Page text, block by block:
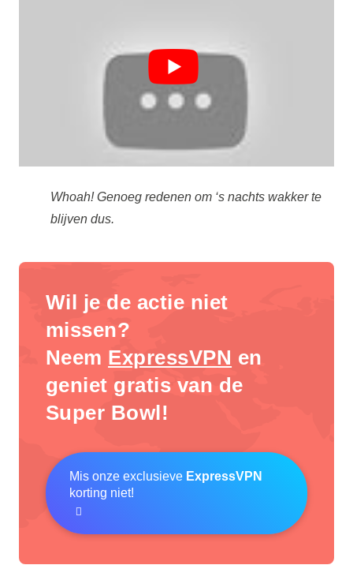
Whoah! Genoeg redenen om ‘s nachts wakker te
blijven dus.
Wil je de actie niet
missen?
Neem ExpressVPN en
geniet gratis van de
Super Bowl!
Mis onze exclusieve ExpressVPN
korting niet!